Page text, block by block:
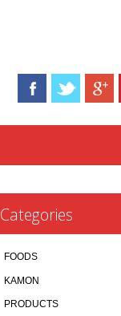
Categories
FOODS
KAMON
PRODUCTS